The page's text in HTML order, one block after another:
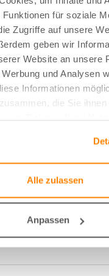
für soziale
Zugriffe auf unsere
geben wir
Website an unsere
und Analysen
Informationen
die Sie
Alle zulassen
Anpassen
Höhe